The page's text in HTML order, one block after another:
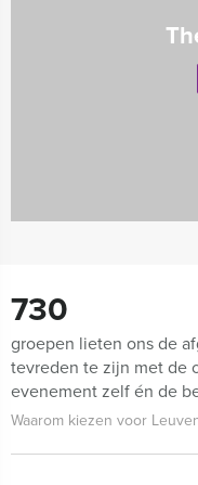
730
groepen lieten ons de
tevreden te zijn met de
evenement zelf én de
Waarom kiezen voor